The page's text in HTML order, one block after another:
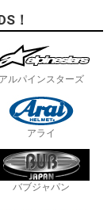
！
アルパインスターズ
アライ
バブジャパン